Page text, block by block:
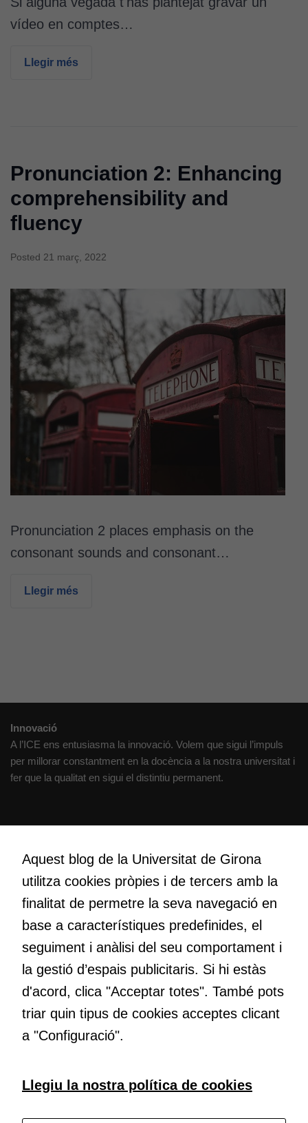
vídeo en comptes…
Llegir més
Pronunciation 2: Enhancing
comprehensibility and
fluency
Posted 21 març, 2022
Pronunciation 2 places emphasis on the
consonant sounds and consonant…
Llegir més
Innovació
A l’ICE ens entusiasma la innovació. Volem que sigui l’impuls
per millorar constantment en la docència a la nostra universitat i
fer que la qualitat en sigui el distintiu permanent.
Volem crear espais de reflexió i de debat, espais on qüestionar-
nos el que estem fent, atrevir-nos a pensar noves i millors
maneres de fer-ho i generar plegats idees innovadores.
Educació
transformació. Volem contribuir a millorar-la impulsant
metodologies docents actives i ambients d’aprenentatge
dinàmics.
Subscriu-te al butlletí
Configura les cookies
Aquest blog de la Universitat de Girona
utilitza cookies pròpies i de tercers amb la
finalitat de permetre la seva navegació en
base a característiques predefinides, el
seguiment i anàlisi del seu comportament i
la gestió d’espais publicitaris. Si hi estàs
d'acord, clica "Acceptar totes". També pots
triar quin tipus de cookies acceptes clicant
a "Configuració".
Llegiu la nostra política de cookies
tècniques
cookies no
Utilitzem
cookies de
Google
funcionalitat
i l'estructura
web, en
funció de
com aquest
lloc web
s'utilitzi.
Cookies
tingui el millor
possible durant